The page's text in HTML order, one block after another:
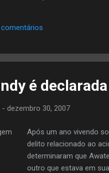
muita saude pra curte
é
- dezembro 30, 2007
Após um ano vivendo
delito relacionado ao
determinaram que
outro que estava em